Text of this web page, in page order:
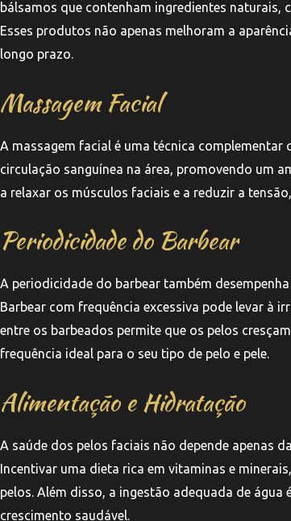
bálsamos que contenham ingredientes naturais,
Esses produtos não apenas melhoram a
longo prazo.
Massagem Facial
A massagem facial é uma técnica
circulação sanguínea na área, promovendo um
a relaxar os músculos faciais e a reduzir a
Periodicidade do Barbear
A periodicidade do barbear também
Barbear com frequência excessiva pode levar à
entre os barbeados permite que os pelos
frequência ideal para o seu tipo de pelo e pele.
Alimentação e Hidratação
A saúde dos pelos faciais não depende apenas
Incentivar uma dieta rica em vitaminas e
pelos. Além disso, a ingestão adequada de
crescimento saudável.